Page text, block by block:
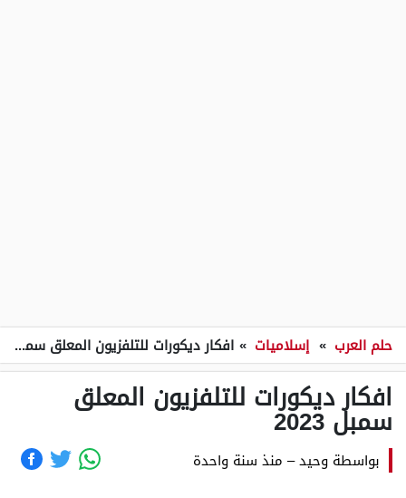
حلم العرب » إسلاميات » افكار ديكورات للتلفزيون المعلق سمبل 2023
افكار ديكورات للتلفزيون المعلق
سمبل 2023
بواسطة وحيد– منذ سنة واحدة